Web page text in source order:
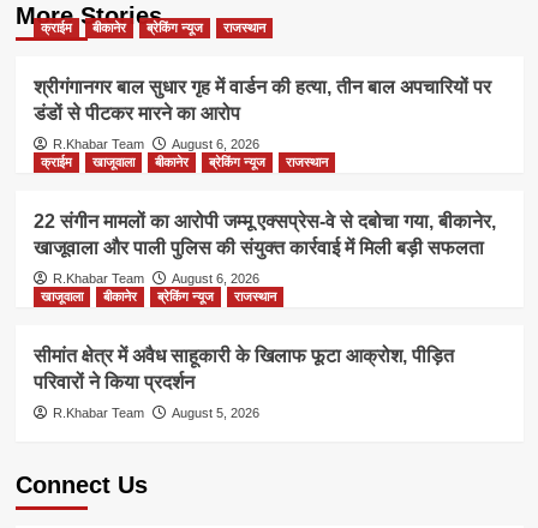
More Stories
क्राईम बीकानेर ब्रेकिंग न्यूज राजस्थान
श्रीगंगानगर बाल सुधार गृह में वार्डन की हत्या, तीन बाल अपचारियों पर
डंडों से पीटकर मारने का आरोप
R.Khabar Team
August 6, 2026
क्राईम
खाजूवाला बीकानेर ब्रेकिंग न्यूज राजस्थान
22 संगीन मामलों का आरोपी जम्मू एक्सप्रेस-वे से दबोचा गया, बीकानेर,
खाजूवाला और पाली पुलिस की संयुक्त कार्रवाई में मिली बड़ी सफलता
R.Khabar Team
August 6, 2026
खाजूवाला
बीकानेर ब्रेकिंग न्यूज राजस्थान
सीमांत क्षेत्र में अवैध साहूकारी के खिलाफ फूटा आक्रोश, पीड़ित
परिवारों ने किया प्रदर्शन
R.Khabar Team August 5, 2026
Connect Us